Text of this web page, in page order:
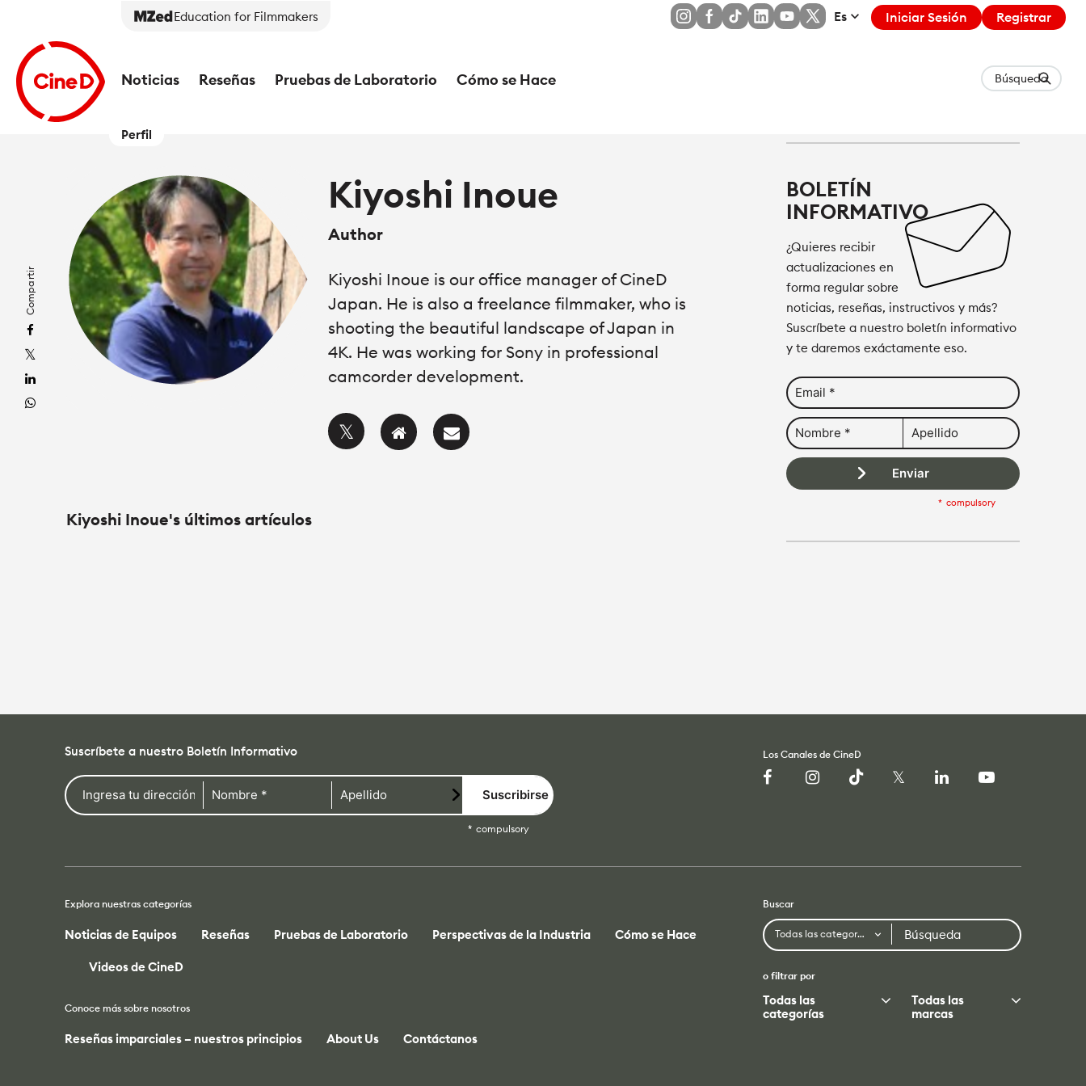
Education for Filmmakers Es Iniciar Sesión Registrar
Noticias Reseñas Pruebas de Laboratorio Cómo se Hace Búsqueda
Perfil
Compartir
Kiyoshi Inoue
Author
Kiyoshi Inoue is our office manager of CineD
Japan. He is also a freelance filmmaker, who is
shooting the beautiful landscape of Japan in
4K. He was working for Sony in professional
camcorder development.
Kiyoshi Inoue's últimos artículos
BOLETÍN
INFORMATIVO
¿Quieres recibir
actualizaciones en
forma regular sobre
noticias, reseñas, instructivos y más?
Suscríbete a nuestro boletín informativo
y te daremos exáctamente eso.
Enviar
compulsory
Suscríbete a nuestro Boletín Informativo
Suscribirse
compulsory
Los Canales de CineD
Explora nuestras categorías
Noticias de Equipos Reseñas Pruebas de Laboratorio Perspectivas de la Industria Cómo se Hace
Videos de CineD
Conoce más sobre nosotros
Reseñas imparciales – nuestros principios About Us Contáctanos
Buscar
Todas las categorías Búsqueda
o filtrar por
Todas las
categorías
Todas las
marcas